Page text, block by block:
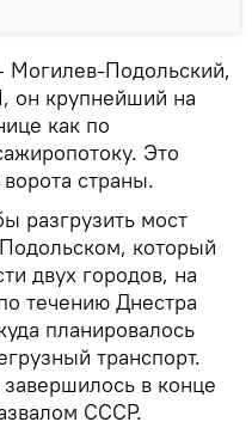
Могилев-Подольский,
он крупнейший на
как по
Это
страны.
разгрузить мост
который
двух городов, на
течению Днестра
планировалось
транспорт.
завершилось в конце
СССР.